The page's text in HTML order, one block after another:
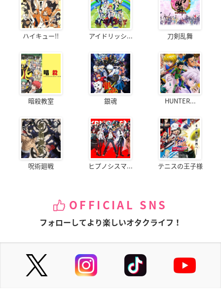
ハイキュー!! アイドリッシ... 刀剣乱舞
暗殺教室 銀魂 HUNTER...
呪術廻戦 ヒプノシスマ... テニスの王子様
OFFICIAL SNS
フォローしてより楽しいオタクライフ！